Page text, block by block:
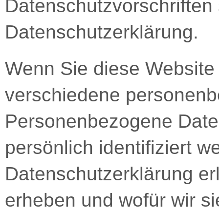
Datenschutzerklärung.
Wenn Sie diese
verschiedene
Personenbezogene
persönlich identifiziert
Datenschutzerklärung
erheben und wofür wir